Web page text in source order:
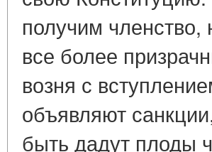
получим
все более
возня с
объявляют
быть дадут плоды